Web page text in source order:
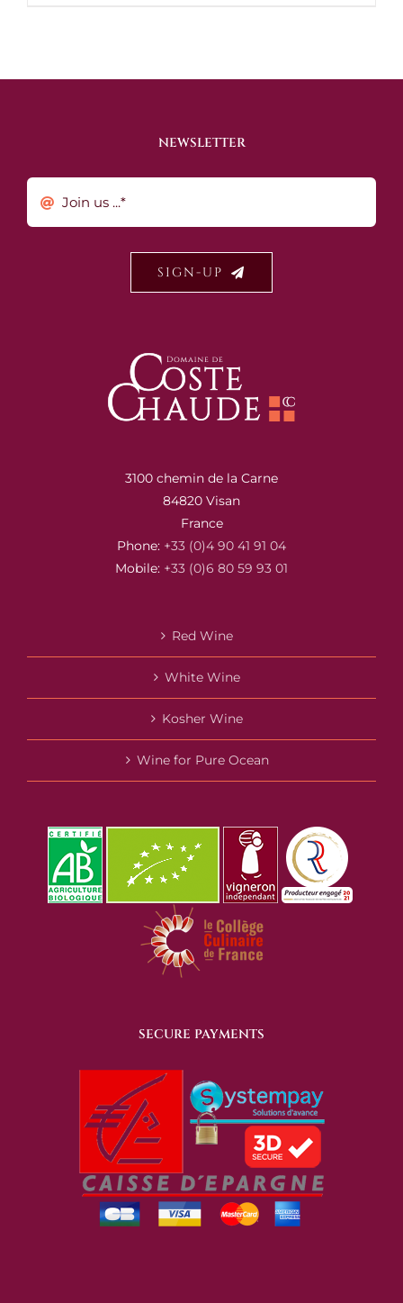
NEWSLETTER
SIGN-UP
3100 chemin de la Carne
84820 Visan
France
Phone: +33 (0)4 90 41 91 04
Mobile: +33 (0)6 80 59 93 01
Red Wine
White Wine
Kosher Wine
Wine for Pure Ocean
SECURE PAYMENTS